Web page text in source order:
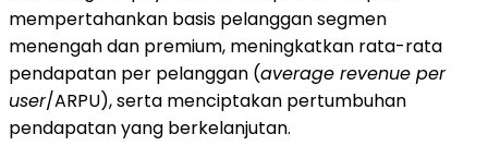
mempertahankan basis pelanggan segmen
menengah dan premium, meningkatkan rata-rata
pendapatan per pelanggan (average revenue per
user/ARPU), serta menciptakan pertumbuhan
pendapatan yang berkelanjutan.